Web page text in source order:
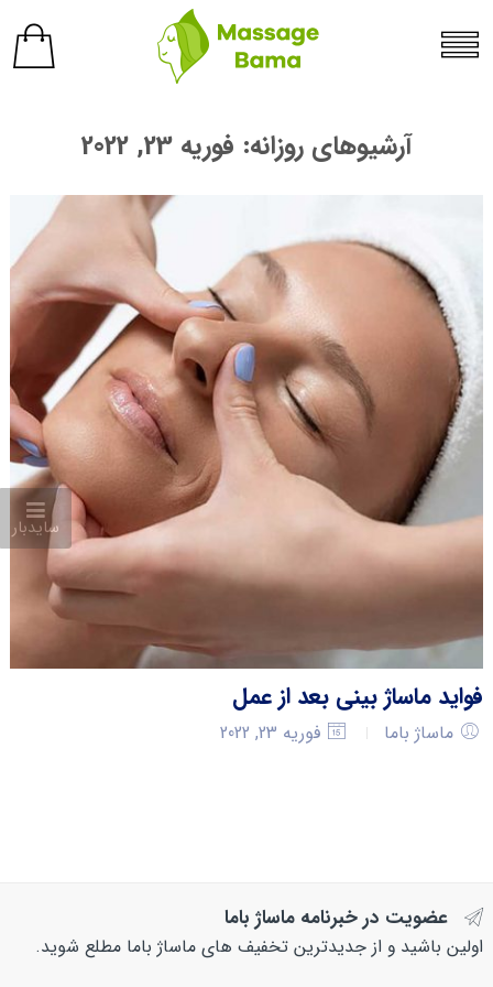
سایدبار
آرشیوهای روزانه: فوریه 23, 2022
فواید ماساژ بینی بعد از عمل
ماساژ باما فوریه 23, 2022
عضویت در خبرنامه ماساژ باما
اولین باشید و از جدیدترین تخفیف های ماساژ باما مطلع شوید.